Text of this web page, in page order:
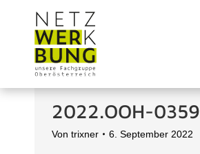
2022.OOH-0359
Von trixner 6. September 2022